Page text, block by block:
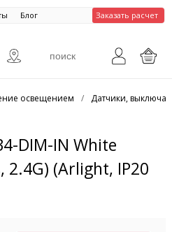
Блог Заказать расчет
освещением / Датчики,
DIM-IN White
2.4G) (Arlight, IP20